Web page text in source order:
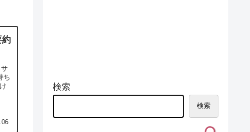
約
ち
検索
検索